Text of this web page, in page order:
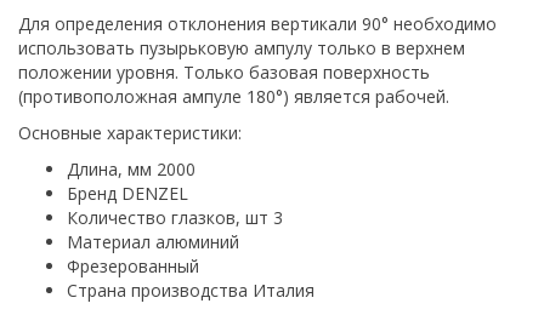
Для определения отклонения вертикали 90° необходимо
использовать пузырьковую ампулу только в верхнем
положении уровня. Только базовая поверхность
(противоположная ампуле 180°) является рабочей.
Основные характеристики:
Длина, мм 2000
Бренд DENZEL
Количество глазков, шт 3
Материал алюминий
Фрезерованный
Страна производства Италия